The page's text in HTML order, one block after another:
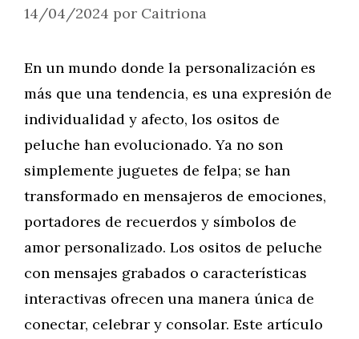
14/04/2024 por Caitriona
En un mundo donde la personalización es
más que una tendencia, es una expresión de
individualidad y afecto, los ositos de
peluche han evolucionado. Ya no son
simplemente juguetes de felpa; se han
transformado en mensajeros de emociones,
portadores de recuerdos y símbolos de
amor personalizado. Los ositos de peluche
con mensajes grabados o características
interactivas ofrecen una manera única de
conectar, celebrar y consolar. Este artículo